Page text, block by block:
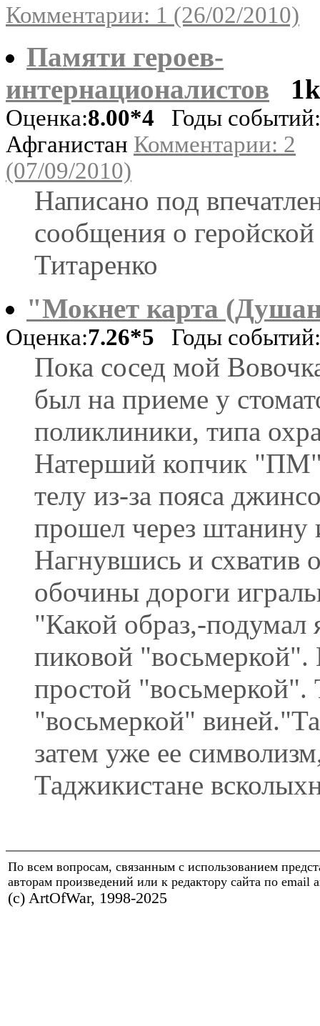
Комментарии: 1 (26/02/2010)
Памяти героев-
интернационалистов
1k
Оценка:8.00*4 Годы
Афганистан Комментарии: 2
(07/09/2010)
Написано под
сообщения о
Титаренко
"Мокнет карта
Оценка:7.26*5 Годы
Пока сосед мой
был на приеме у
поликлиники, типа
Натерший копчик "ПМ"
телу из-за пояса
прошел через штанину
Нагнувшись и схватив
обочины дороги
"Какой образ,-
пиковой
простой "восьмеркой".
"восьмеркой"
затем уже ее
Таджикистане
По всем вопросам, связанным с использованием
авторам произведений или к редактору сайта по email
(с) ArtOfWar, 1998-2025